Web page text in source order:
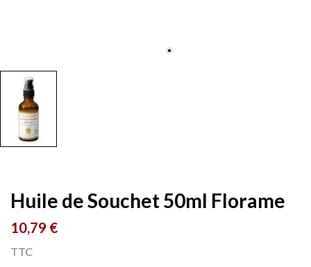
Huile de Souchet 50ml Florame
10,79 €
TTC